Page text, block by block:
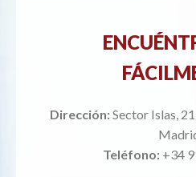
Dirección:Sector Islas,
Teléfono: +34